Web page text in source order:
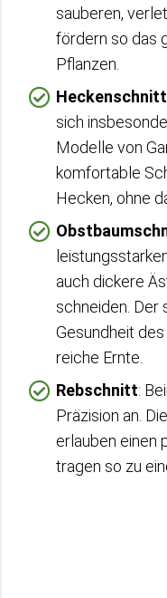
sauberen,
fördern so das
Pflanzen.
Heckenschnitt
sich
Modelle von
komfortable
Hecken, ohne
auch dickere
schneiden. Der
Gesundheit
reiche Ernte.
Rebschnitt:
Präzision an.
erlauben einen
tragen so zu